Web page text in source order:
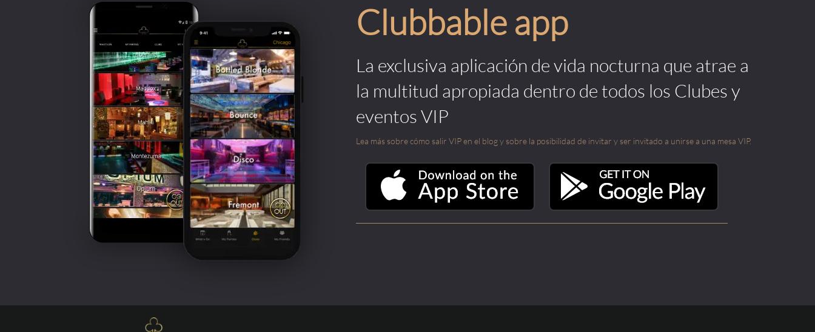
Clubbable app
La exclusiva aplicación de vida nocturna que atrae a
la multitud apropiada dentro de todos los Clubes y
eventos VIP
Lea más sobre cómo salir VIP en el blog y sobre la posibilidad de invitar y ser invitado a unirse a una mesa VIP.